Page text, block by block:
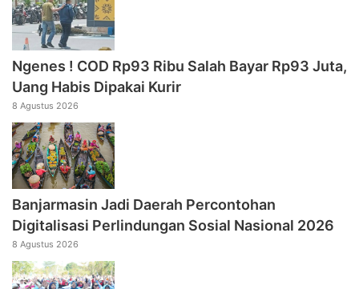
Ngenes ! COD Rp93 Ribu Salah Bayar Rp93 Juta,
Uang Habis Dipakai Kurir
8 Agustus 2026
Banjarmasin Jadi Daerah Percontohan
Digitalisasi Perlindungan Sosial Nasional 2026
8 Agustus 2026